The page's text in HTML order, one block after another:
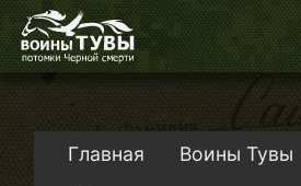
Главная Воины Тувы